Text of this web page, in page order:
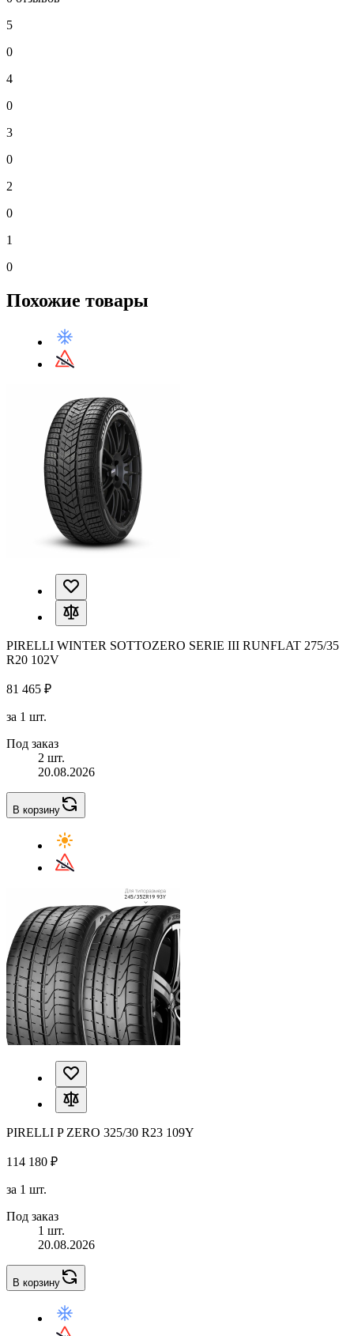
5
0
4
0
3
0
2
0
1
0
Похожие товары
PIRELLI WINTER SOTTOZERO SERIE III RUNFLAT 275/35
R20 102V
81 465 ₽
за 1 шт.
Под заказ
2 шт.
20.08.2026
В корзину
PIRELLI P ZERO 325/30 R23 109Y
114 180 ₽
за 1 шт.
Под заказ
1 шт.
20.08.2026
В корзину